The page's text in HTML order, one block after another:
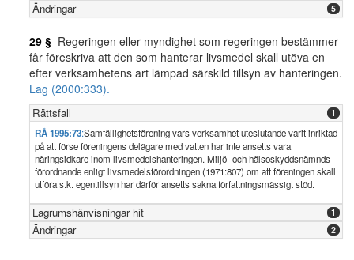
Ändringar 5
29 § Regeringen eller myndighet som regeringen bestämmer
får föreskriva att den som hanterar livsmedel skall utöva en
efter verksamhetens art lämpad särskild tillsyn av hanteringen.
Lag (2000:333).
Rättsfall 1
RÅ 1995:73:Samfällighetsförening vars verksamhet uteslutande varit inriktad
på att förse föreningens delägare med vatten har inte ansetts vara
näringsidkare inom livsmedelshanteringen. Miljö- och hälsoskyddsnämnds
förordnande enligt livsmedelsförordningen (1971:807) om att föreningen skall
utföra s.k. egentillsyn har därför ansetts sakna författningsmässigt stöd.
Lagrumshänvisningar hit 1
Ändringar 2